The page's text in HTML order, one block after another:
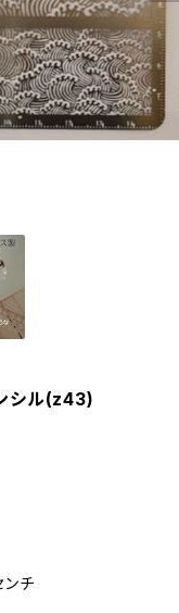
シル(z43)
ンチ